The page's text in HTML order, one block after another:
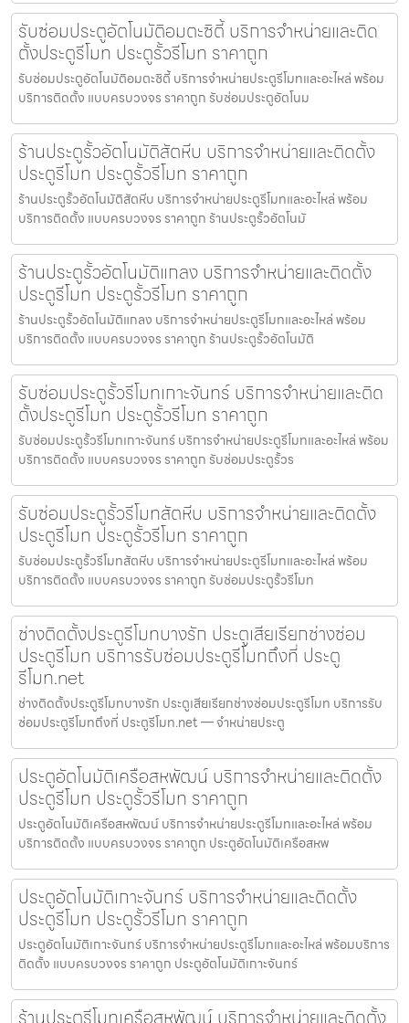
รับซ่อมประตูอัตโนมัติอมตะซิตี้ บริการจำหน่ายและติด
ตั้งประตูรีโมท ประตูรั้วรีโมท ราคาถูก
รับซ่อมประตูอัตโนมัติอมตะซิตี้ บริการจำหน่ายประตูรีโมทและอะไหล่ พร้อม
บริการติดตั้ง แบบครบวงจร ราคาถูก รับซ่อมประตูอัตโนม
ร้านประตูรั้วอัตโนมัติสัตหีบ บริการจำหน่ายและติดตั้ง
ประตูรีโมท ประตูรั้วรีโมท ราคาถูก
ร้านประตูรั้วอัตโนมัติสัตหีบ บริการจำหน่ายประตูรีโมทและอะไหล่ พร้อม
บริการติดตั้ง แบบครบวงจร ราคาถูก ร้านประตูรั้วอัตโนมั
ร้านประตูรั้วอัตโนมัติแกลง บริการจำหน่ายและติดตั้ง
ประตูรีโมท ประตูรั้วรีโมท ราคาถูก
ร้านประตูรั้วอัตโนมัติแกลง บริการจำหน่ายประตูรีโมทและอะไหล่ พร้อม
บริการติดตั้ง แบบครบวงจร ราคาถูก ร้านประตูรั้วอัตโนมัติ
รับซ่อมประตูรั้วรีโมทเกาะจันทร์ บริการจำหน่ายและติด
ตั้งประตูรีโมท ประตูรั้วรีโมท ราคาถูก
รับซ่อมประตูรั้วรีโมทเกาะจันทร์ บริการจำหน่ายประตูรีโมทและอะไหล่ พร้อม
บริการติดตั้ง แบบครบวงจร ราคาถูก รับซ่อมประตูรั้วร
รับซ่อมประตูรั้วรีโมทสัตหีบ บริการจำหน่ายและติดตั้ง
ประตูรีโมท ประตูรั้วรีโมท ราคาถูก
รับซ่อมประตูรั้วรีโมทสัตหีบ บริการจำหน่ายประตูรีโมทและอะไหล่ พร้อม
บริการติดตั้ง แบบครบวงจร ราคาถูก รับซ่อมประตูรั้วรีโมท
ช่างติดตั้งประตูรีโมทบางรัก ประตูเสียเรียกช่างซ่อม
ประตูรีโมท บริการรับซ่อมประตูรีโมทถึงที่ ประตู
รีโมท.net
ช่างติดตั้งประตูรีโมทบางรัก ประตูเสียเรียกช่างซ่อมประตูรีโมท บริการรับ
ซ่อมประตูรีโมทถึงที่ ประตูรีโมท.net — จำหน่ายประตู
ประตูอัตโนมัติเครือสหพัฒน์ บริการจำหน่ายและติดตั้ง
ประตูรีโมท ประตูรั้วรีโมท ราคาถูก
ประตูอัตโนมัติเครือสหพัฒน์ บริการจำหน่ายประตูรีโมทและอะไหล่ พร้อม
บริการติดตั้ง แบบครบวงจร ราคาถูก ประตูอัตโนมัติเครือสหพ
ประตูอัตโนมัติเกาะจันทร์ บริการจำหน่ายและติดตั้ง
ประตูรีโมท ประตูรั้วรีโมท ราคาถูก
ประตูอัตโนมัติเกาะจันทร์ บริการจำหน่ายประตูรีโมทและอะไหล่ พร้อมบริการ
ติดตั้ง แบบครบวงจร ราคาถูก ประตูอัตโนมัติเกาะจันทร์